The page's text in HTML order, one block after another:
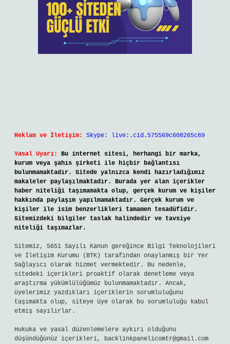
Reklam ve İletişim: Skype: live:.cid.575569c608265c69
Yasal Uyarı:
Bu internet sitesi, herhangi bir marka,
kurum veya şahıs şirketi ile hiçbir bağlantısı
bulunmamaktadır. Sitede yalnızca kendi hazırladığımız
makaleler paylaşılmaktadır. Burada yer alan içerikler
haber niteliği taşımamakta olup, gerçek kurum ve kişiler
hakkında paylaşım yapılmamaktadır. Gerçek kurum ve
kişiler ile isim benzerlikleri tamamen tesadüfidir.
Sitemizdeki bilgiler taslak halindedir ve tavsiye
niteliği taşımazlar.
Sitemiz, 5651 Sayılı Kanun gereğince Bilgi Teknolojileri
ve İletişim Kurumu (BTK) tarafından onaylanmış bir Yer
Sağlayıcı olarak hizmet vermektedir. Bu nedenle,
sitedeki içerikleri proaktif olarak denetleme veya
araştırma yükümlülüğümüz bulunmamaktadır. Ancak,
üyelerimiz yazdıkları içeriklerin sorumluluğunu
taşımakta olup, siteye üye olarak bu sorumluluğu kabul
etmiş sayılırlar.
Hukuka ve yasal düzenlemelere aykırı olduğunu
düşündüğünüz içerikleri, backlinkpanelicomtr@gmail.com